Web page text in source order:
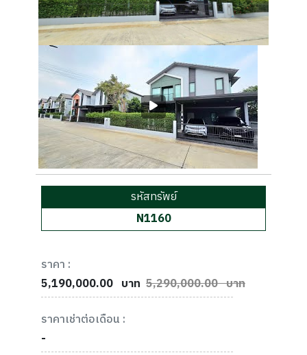
รหัสทรัพย์
N1160
ราคา :
5,190,000.00 บาท 5,290,000.00 บาท
ราคาเช่าต่อเดือน :
-